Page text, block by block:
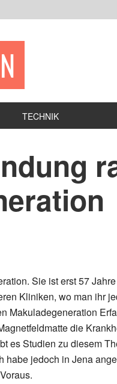
TECHNIK
Sie ist erst 57
Kliniken, wo man ihr
Makuladegeneration
die
es Studien zu diesem
habe jedoch in Jena